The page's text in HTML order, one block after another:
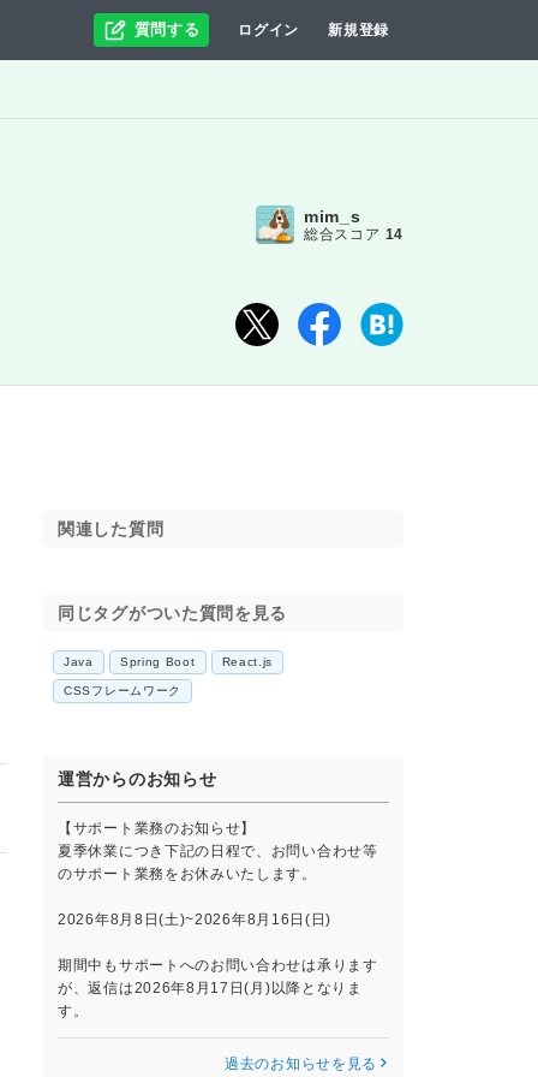
質問する ログイン 新規登録
mim_s
総合スコア 14
関連した質問
同じタグがついた質問を見る
Java Spring Boot React.js
CSSフレームワーク
運営からのお知らせ
【サポート業務のお知らせ】
夏季休業につき下記の日程で、お問い合わせ等
のサポート業務をお休みいたします。
2026年8月8日(土)~2026年8月16日(日)
期間中もサポートへのお問い合わせは承ります
が、返信は2026年8月17日(月)以降となりま
す。
過去のお知らせを見る